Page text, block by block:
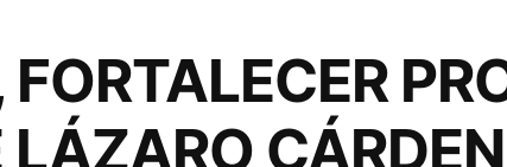
FORTALECER
LÁZARO